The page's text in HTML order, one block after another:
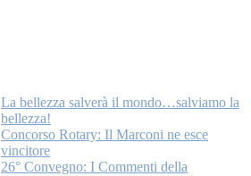
La bellezza salverà il mondo…salviamo la
bellezza!
Concorso Rotary: Il Marconi ne esce
vincitore
26° Convegno: I Commenti della